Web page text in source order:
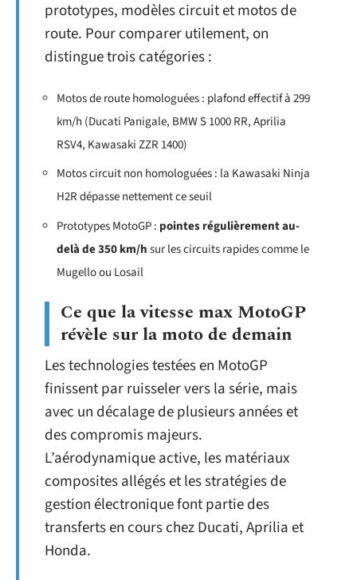
prototypes, modèles circuit et motos de
route. Pour comparer utilement, on
distingue trois catégories :
Motos de route homologuées : plafond effectif à 299
km/h (Ducati Panigale, BMW S 1000 RR, Aprilia
RSV4, Kawasaki ZZR 1400)
Motos circuit non homologuées : la Kawasaki Ninja
H2R dépasse nettement ce seuil
Prototypes MotoGP : pointes régulièrement au-
delà de 350 km/hsur les circuits rapides comme le
Mugello ou Losail
Ce que la vitesse max MotoGP
révèle sur la moto de demain
Les technologies testées en MotoGP
finissent par ruisseler vers la série, mais
avec un décalage de plusieurs années et
des compromis majeurs.
L’aérodynamique active, les matériaux
composites allégés et les stratégies de
gestion électronique font partie des
transferts en cours chez Ducati, Aprilia et
Honda.